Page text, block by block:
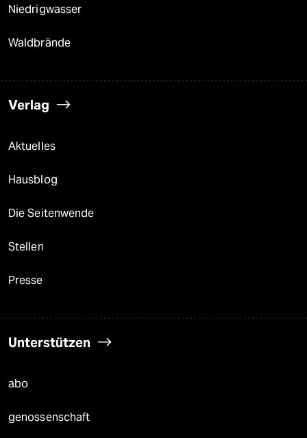
Niedrigwasser
Waldbrände
Verlag
Aktuelles
Hausblog
Die Seitenwende
Stellen
Presse
Unterstützen
abo
genossenschaft